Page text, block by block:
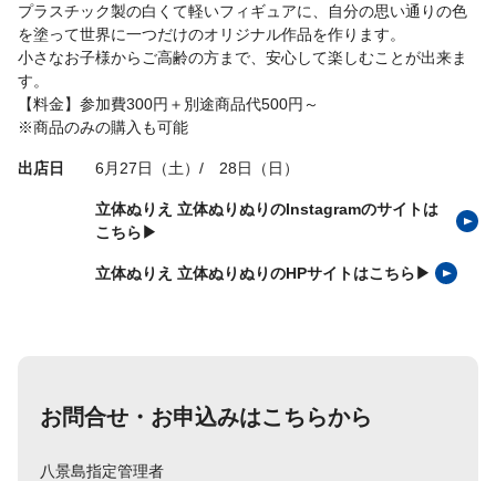
プラスチック製の白くて軽いフィギュアに、自分の思い通りの色
を塗って世界に一つだけのオリジナル作品を作ります。
小さなお子様からご高齢の方まで、安心して楽しむことが出来ま
す。
【料金】参加費300円＋別途商品代500円～
※商品のみの購入も可能
出店日 6月27日（土）/ 28日（日）
立体ぬりえ 立体ぬりぬりのInstagramのサイトは
こちら▶
立体ぬりえ 立体ぬりぬりのHPサイトはこちら▶
お問合せ・お申込みはこちらから
八景島指定管理者